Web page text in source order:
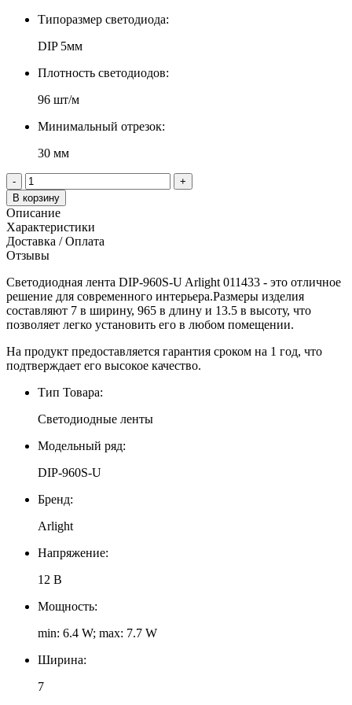
Типоразмер светодиода:
DIP 5мм
Плотность светодиодов:
96 шт/м
Минимальный отрезок:
30 мм
-
+
В корзину
Описание
Характеристики
Доставка / Оплата
Отзывы
Светодиодная лента DIP-960S-U Arlight 011433 - это отличное
решение для современного интерьера.Размеры изделия
составляют 7 в ширину, 965 в длину и 13.5 в высоту, что
позволяет легко установить его в любом помещении.
На продукт предоставляется гарантия сроком на 1 год, что
подтверждает его высокое качество.
Тип Товара:
Светодиодные ленты
Модельный ряд:
DIP-960S-U
Бренд:
Arlight
Напряжение:
12 В
Мощность:
min: 6.4 W; max: 7.7 W
Ширина:
7